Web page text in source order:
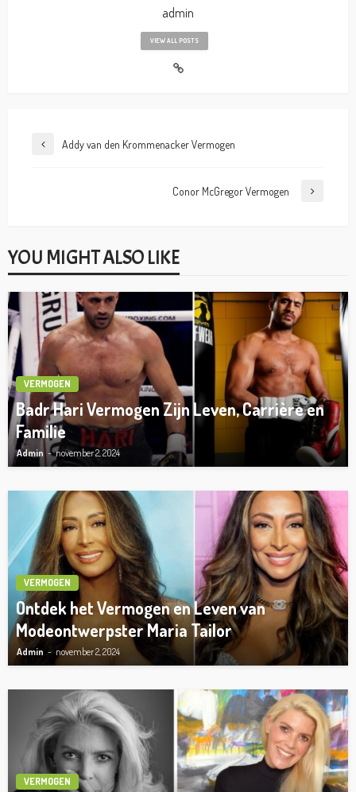
admin
VIEW ALL POSTS
Addy van den Krommenacker Vermogen
Conor McGregor Vermogen
YOU MIGHT ALSO LIKE
VERMOGEN
Badr Hari Vermogen Zijn Leven, Carrière en
Familie
Admin november 2, 2024
VERMOGEN
Ontdek het Vermogen en Leven van
Modeontwerpster Maria Tailor
Admin november 2, 2024
VERMOGEN